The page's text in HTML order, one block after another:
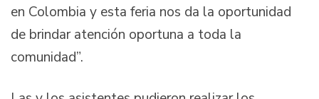
en Colombia y esta feria nos da la oportunidad
de brindar atención oportuna a toda la
comunidad”.